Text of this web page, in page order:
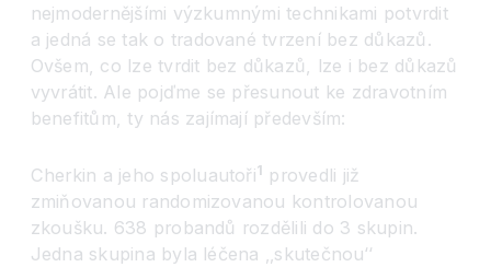
nejmodernějšími výzkumnými technikami potvrdit
a jedná se tak o tradované tvrzení bez důkazů.
Ovšem, co lze tvrdit bez důkazů, lze i bez důkazů
vyvrátit. Ale pojďme se přesunout ke zdravotním
benefitům, ty nás zajímají především:
Cherkin a jeho spoluautoři1 provedli již
zmiňovanou randomizovanou kontrolovanou
zkoušku. 638 probandů rozdělili do 3 skupin.
Jedna skupina byla léčena ‚‚skutečnou‘‘